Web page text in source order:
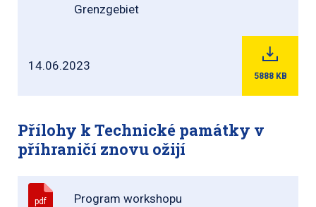
Grenzgebiet
14.06.2023
5888 KB
Přílohy k Technické památky v
příhraničí znovu ožijí
pdf Program workshopu